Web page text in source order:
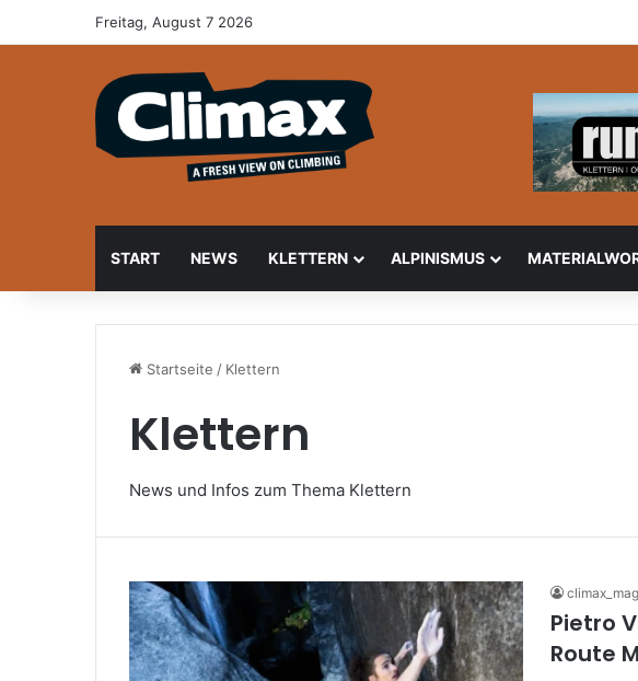
Freitag, August 7 2026
START NEWS KLETTERN ALPINISMUS
Startseite / Klettern
Klettern
News und Infos zum Thema Klettern
climax_mag
Pietro
Route